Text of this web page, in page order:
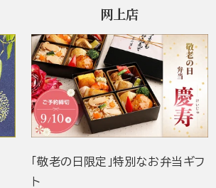
网上店
「敬老の日限定」特別なお弁当ギフ
ト